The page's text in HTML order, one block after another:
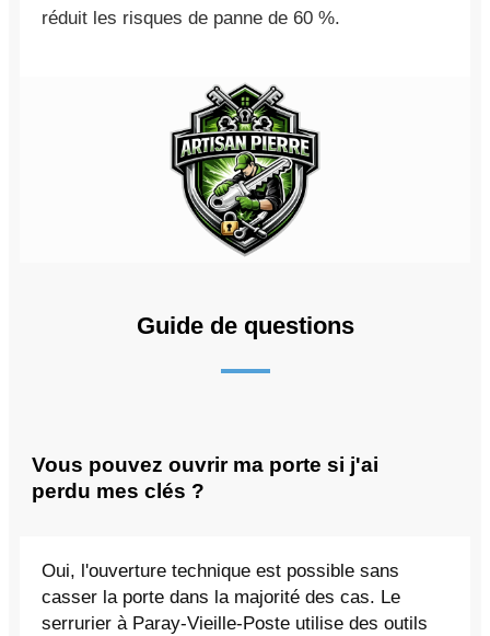
réduit les risques de panne de 60 %.
Guide de questions
Vous pouvez ouvrir ma porte si j'ai
perdu mes clés ?
Oui, l'ouverture technique est possible sans
casser la porte dans la majorité des cas. Le
serrurier à Paray-Vieille-Poste utilise des outils